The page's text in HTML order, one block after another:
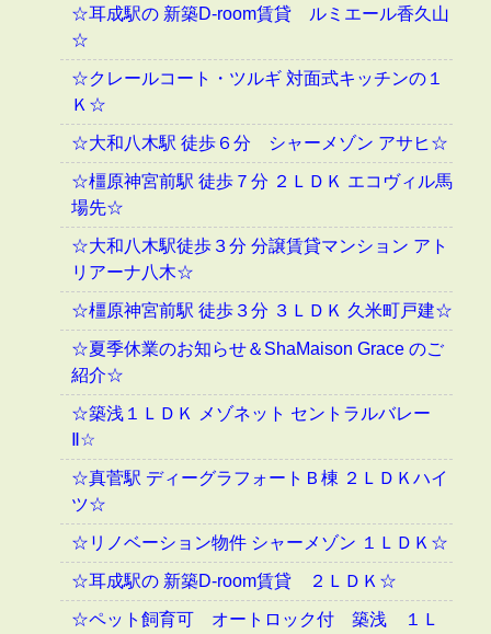
☆耳成駅の 新築D-room賃貸 ルミエール香久山
☆
☆クレールコート・ツルギ 対面式キッチンの１
Ｋ☆
☆大和八木駅 徒歩６分 シャーメゾン アサヒ☆
☆橿原神宮前駅 徒歩７分 ２ＬＤＫ エコヴィル馬
場先☆
☆大和八木駅徒歩３分 分譲賃貸マンション アト
リアーナ八木☆
☆橿原神宮前駅 徒歩３分 ３ＬＤＫ 久米町戸建☆
☆夏季休業のお知らせ＆ShaMaison Grace のご
紹介☆
☆築浅１ＬＤＫ メゾネット セントラルバレー
Ⅱ☆
☆真菅駅 ディーグラフォートＢ棟 ２ＬＤＫハイ
ツ☆
☆リノベーション物件 シャーメゾン １ＬＤＫ☆
☆耳成駅の 新築D-room賃貸 ２ＬＤＫ☆
☆ペット飼育可 オートロック付 築浅 １Ｌ